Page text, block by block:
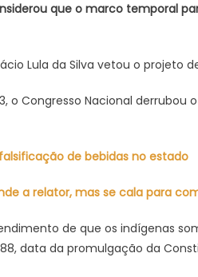
que o marco temporal
Lula da Silva vetou o projeto
o Congresso Nacional
de bebidas no estado
a relator, mas se cala para
de que os indígenas
data da promulgação da